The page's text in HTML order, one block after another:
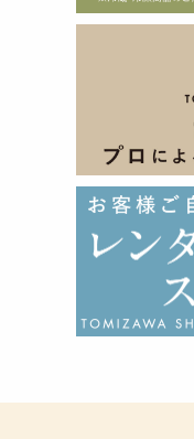
度:70℃
【ラッピング材(袋
度:-10℃ 寸法
・所要時間約30分(冷
チロリポップ10本分
<用意する材料>
ご用意いただく材料は
ボウル、スプーン、竹
<レシピ>
[2] ボウルにチョコレ